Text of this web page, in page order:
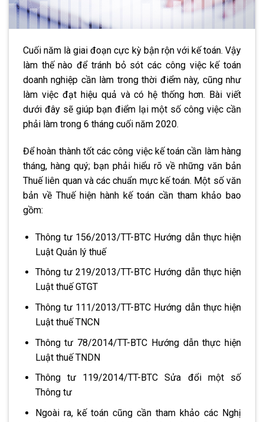
Cuối năm là giai đoạn cực kỳ bận rộn với kế toán. Vậy
làm thế nào để tránh bỏ sót các công việc kế toán
doanh nghiệp cần làm trong thời điểm này, cũng như
làm việc đạt hiệu quả và có hệ thống hơn. Bài viết
dưới đây sẽ giúp bạn điểm lại một số công việc cần
phải làm trong 6 tháng cuối năm 2020.
Để hoàn thành tốt các công việc kế toán cần làm hàng
tháng, hàng quý; bạn phải hiểu rõ về những văn bản
Thuế liên quan và các chuẩn mực kế toán. Một số văn
bản về Thuế hiện hành kế toán cần tham khảo bao
gồm:
Thông tư 156/2013/TT-BTC Hướng dẫn thực hiện
Luật Quản lý thuế
Thông tư 219/2013/TT-BTC Hướng dẫn thực hiện
Luật thuế GTGT
Thông tư 111/2013/TT-BTC Hướng dẫn thực hiện
Luật thuế TNCN
Thông tư 78/2014/TT-BTC Hướng dẫn thực hiện
Luật thuế TNDN
Thông tư 119/2014/TT-BTC Sửa đổi một số
Thông tư
Ngoài ra, kế toán cũng cần tham khảo các Nghị